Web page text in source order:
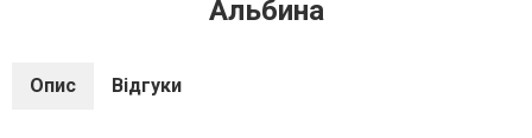
Альбина
Опис Відгуки